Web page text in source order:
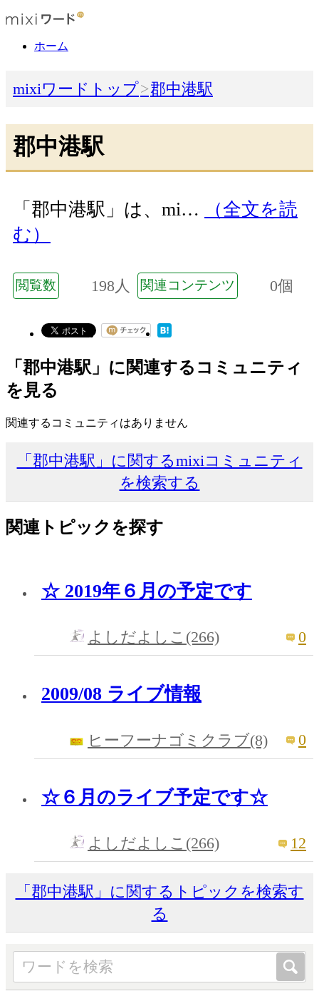
ホーム
mixiワードトップ 郡中港駅
郡中港駅
「郡中港駅」は、mi…
（全文を読
む）
閲覧数 198人 関連コンテンツ 0個
「郡中港駅」に関連するコミュニティ
を見る
関連するコミュニティはありません
「郡中港駅」に関するmixiコミュニティ
を検索する
関連トピックを探す
☆ 2019年６月の予定です
よしだよしこ(266) 0
2009/08 ライブ情報
ヒーフーナゴミクラブ(8) 0
☆６月のライブ予定です☆
よしだよしこ(266) 12
「郡中港駅」に関するトピックを検索す
る